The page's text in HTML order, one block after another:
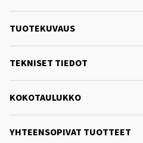
TUOTEKUVAUS
TEKNISET TIEDOT
KOKOTAULUKKO
YHTEENSOPIVAT TUOTTEET